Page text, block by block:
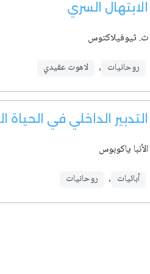
الابتهال السري
ث. ثيوفيلاكتوس
روحانيات , لاهوت عقيدي
التدبير الداخلي في الحياة
الأنبا ياكوبوس
آبائيات , روحانيات